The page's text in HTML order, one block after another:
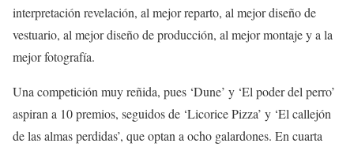
interpretación revelación, al mejor reparto, al mejor diseño de
vestuario, al mejor diseño de producción, al mejor montaje y a la
mejor fotografía.
Una competición muy reñida, pues ‘Dune’ y ‘El poder del perro’
aspiran a 10 premios, seguidos de ‘Licorice Pizza’ y ‘El callejón
de las almas perdidas’, que optan a ocho galardones. En cuarta